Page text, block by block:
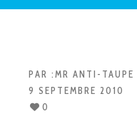
PAR :MR ANTI-TAUPE
9 SEPTEMBRE 2010
0